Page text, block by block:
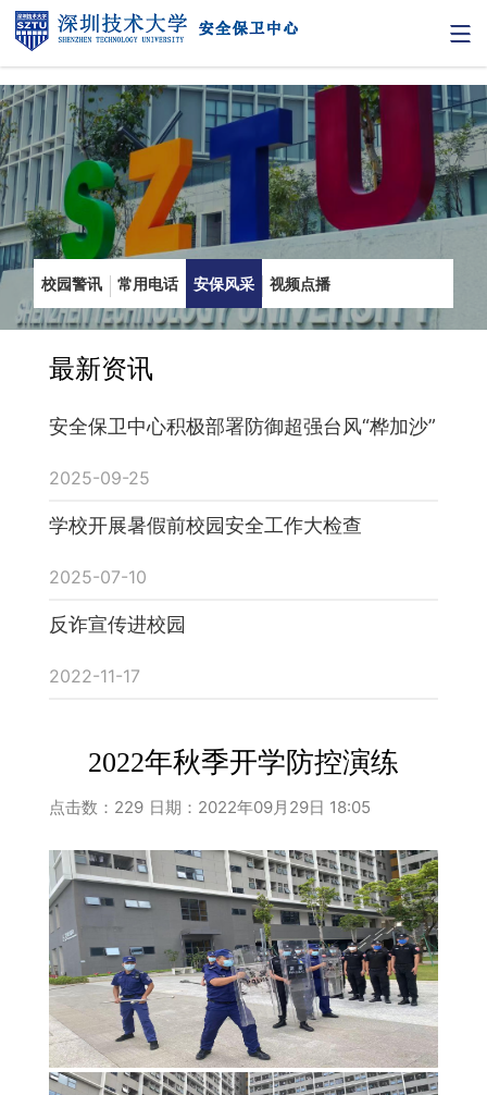
校园警讯 常用电话 安保风采 视频点播
最新资讯
安全保卫中心积极部署防御超强台风“桦加沙”
2025-09-25
学校开展暑假前校园安全工作大检查
2025-07-10
反诈宣传进校园
2022-11-17
2022年秋季开学防控演练
点击数： 229 日期：2022年09月29日 18:05